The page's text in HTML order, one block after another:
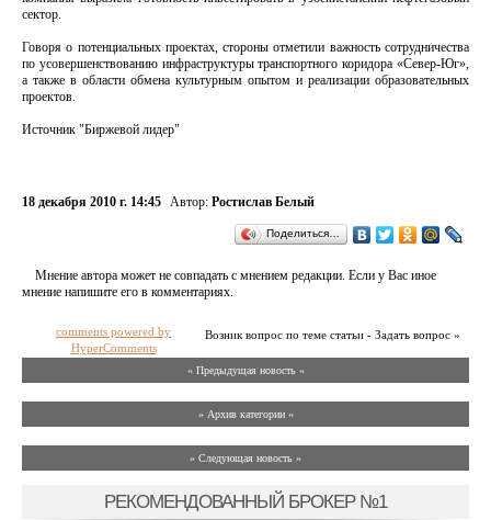
сектор.
Говоря о потенциальных проектах, стороны отметили важность сотрудничества
по усовершенствованию инфраструктуры транспортного коридора «Север-Юг»,
а также в области обмена культурным опытом и реализации образовательных
проектов.
Источник "Биржевой лидер"
18 декабря 2010 г. 14:45 Автор: Ростислав Белый
Поделиться…
Мнение автора может не совпадать с мнением редакции. Если у Вас иное
мнение напишите его в комментариях.
Возник вопрос по теме статьи - Задать вопрос »
comments powered by
HyperComments
« Предыдущая новость «
» Архив категории «
» Следующая новость »
РЕКОМЕНДОВАННЫЙ БРОКЕР №1